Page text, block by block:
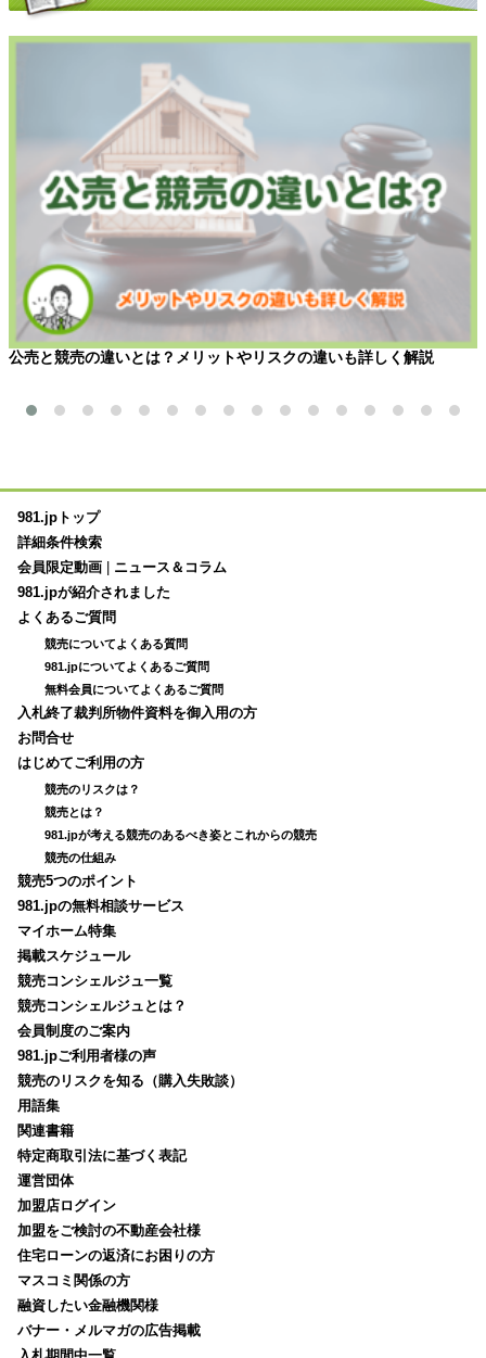
公売と競売の違いとは？メリットやリスクの違いも詳しく解説
981.jpトップ
詳細条件検索
会員限定動画
ニュース＆コラム
981.jpが紹介されました
よくあるご質問
競売についてよくある質問
981.jpについてよくあるご質問
無料会員についてよくあるご質問
入札終了裁判所物件資料を御入用の方
お問合せ
はじめてご利用の方
競売のリスクは？
競売とは？
981.jpが考える競売のあるべき姿とこれからの競売
競売の仕組み
競売5つのポイント
981.jpの無料相談サービス
マイホーム特集
掲載スケジュール
競売コンシェルジュ一覧
競売コンシェルジュとは？
会員制度のご案内
981.jpご利用者様の声
競売のリスクを知る（購入失敗談）
用語集
関連書籍
特定商取引法に基づく表記
運営団体
加盟店ログイン
加盟をご検討の不動産会社様
住宅ローンの返済にお困りの方
マスコミ関係の方
融資したい金融機関様
バナー・メルマガの広告掲載